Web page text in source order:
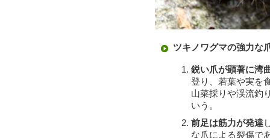
ツキノワグマの強力な
鋭い爪が顕著に湾
登り、若葉や実を
山菜採りや渓流釣
いう。
前足は筋力が発達
な爪による裂傷で